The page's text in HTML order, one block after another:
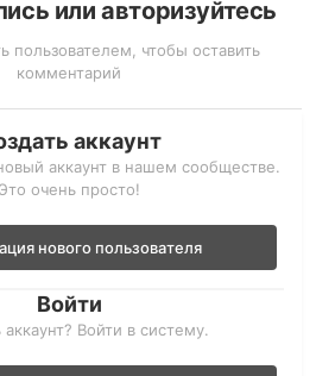
или авторизуйтесь
чтобы оставить
комментарий
аккаунт
аккаунт в нашем сообществе.
Это очень просто!
нового пользователя
Войти
Войти в систему.